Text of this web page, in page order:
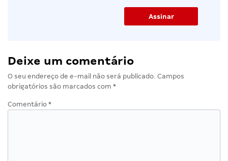
Deixe um comentário
O seu endereço de e-mail não será publicado. Campos
obrigatórios são marcados com *
Comentário *